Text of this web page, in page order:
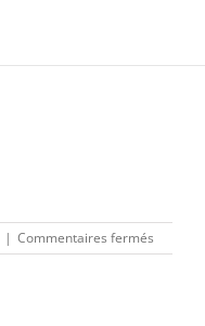
| Commentaires fermés
richard-